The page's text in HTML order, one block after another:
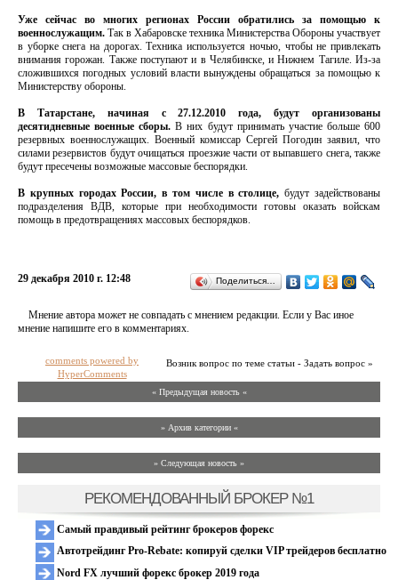
Уже сейчас во многих регионах России обратились за помощью к
военнослужащим. Так в Хабаровске техника Министерства Обороны участвует
в уборке снега на дорогах. Техника используется ночью, чтобы не привлекать
внимания горожан. Также поступают и в Челябинске, и Нижнем Тагиле. Из-за
сложившихся погодных условий власти вынуждены обращаться за помощью к
Министерству обороны.
В Татарстане, начиная с 27.12.2010 года, будут организованы
десятидневные военные сборы.В них будут принимать участие больше 600
резервных военнослужащих. Военный комиссар Сергей Погодин заявил, что
силами резервистов будут очищаться проезжие части от выпавшего снега, также
будут пресечены возможные массовые беспорядки.
В крупных городах России, в том числе в столице, будут задействованы
подразделения ВДВ, которые при необходимости готовы оказать войскам
помощь в предотвращениях массовых беспорядков.
29 декабря 2010 г. 12:48 Поделиться…
Мнение автора может не совпадать с мнением редакции. Если у Вас иное
мнение напишите его в комментариях.
Возник вопрос по теме статьи - Задать вопрос »
comments powered by
HyperComments
« Предыдущая новость «
» Архив категории «
» Следующая новость »
РЕКОМЕНДОВАННЫЙ БРОКЕР №1
Самый правдивый рейтинг брокеров форекс
Автотрейдинг Pro-Rebate: копируй сделки VIP трейдеров бесплатно
Nord FX лучший форекс брокер 2019 года